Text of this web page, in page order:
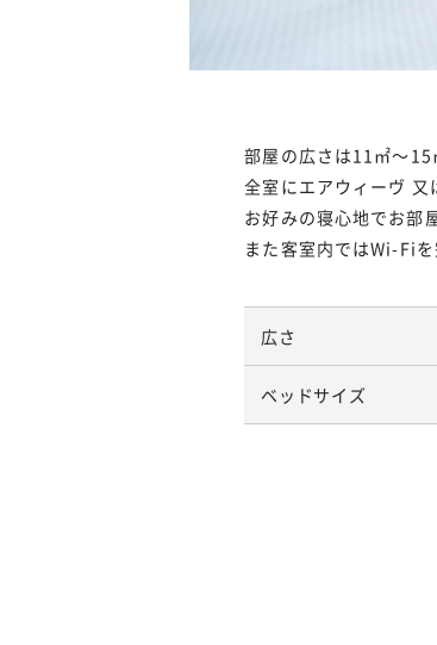
部屋の広さは11㎡～
全室にエアウィーヴ 又
お好みの寝心地でお部
また客室内ではWi-Fi
広さ
ベッドサイズ